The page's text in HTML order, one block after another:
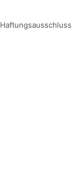
Haftungsausschluss